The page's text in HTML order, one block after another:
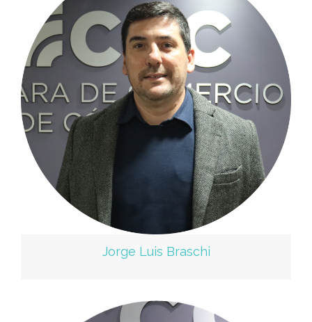
Jorge Luis Braschi